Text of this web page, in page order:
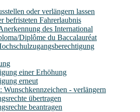
oder verlängern lassen
befristeten Fahrerlaubnis
des International
Diplôme du Baccalauréat
einer Erhöhung
erneut
- verlängern
übertragen
beantragen